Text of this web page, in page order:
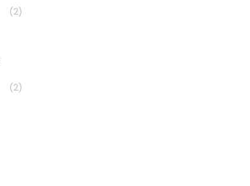
(2)
(2)